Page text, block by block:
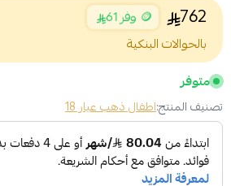
762 🪙 وفر 61
بالحوالات البنكية
متوفر
تصنيف المنتج:اطفال ذهب عيار 18